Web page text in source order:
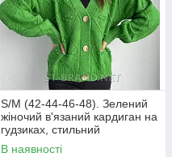
S/M (42-44-46-48). Зелений
жіночий в'язаний кардиган на
гудзиках, стильний
однотонний светр
В наявності